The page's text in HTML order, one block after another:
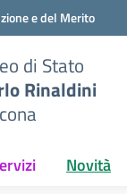
e del Merito
di Stato
Rinaldini
Novità